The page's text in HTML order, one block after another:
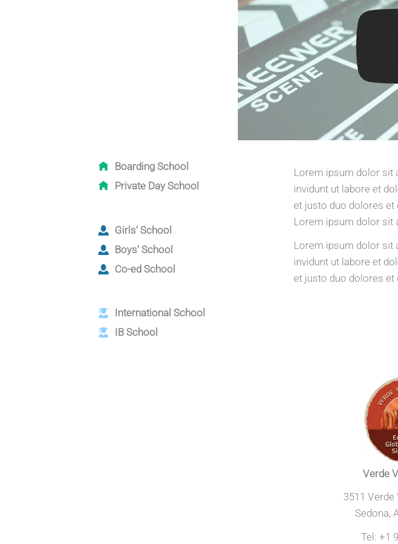
Boarding School
Private Day School
Girls‘ School
Boys‘ School
Co-ed School
International School
IB School
Lorem ipsum dolor sit
invidunt ut labore et
et justo duo dolores et
Lorem ipsum dolor sit
Lorem ipsum dolor sit
invidunt ut labore et
et justo duo dolores et
Verde
3511 Verde
Sedona,
Tel: +1